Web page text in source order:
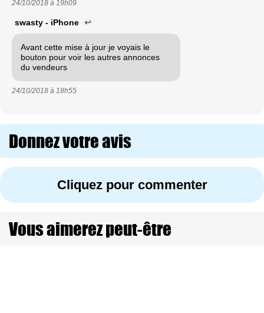
24/10/2018 à 19h09
swasty - iPhone ↩
Avant cette mise à jour je voyais le
bouton pour voir les autres annonces
du vendeurs
24/10/2018 à 18h55
Donnez votre avis
Cliquez pour commenter
Vous aimerez peut-être